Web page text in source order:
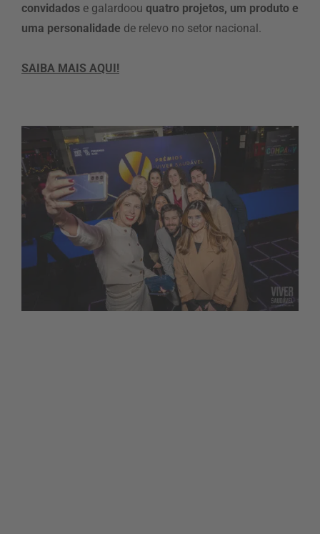
convidados e galardoou quatro projetos, um produto e
uma personalidade de relevo no setor nacional.
SAIBA MAIS AQUI!